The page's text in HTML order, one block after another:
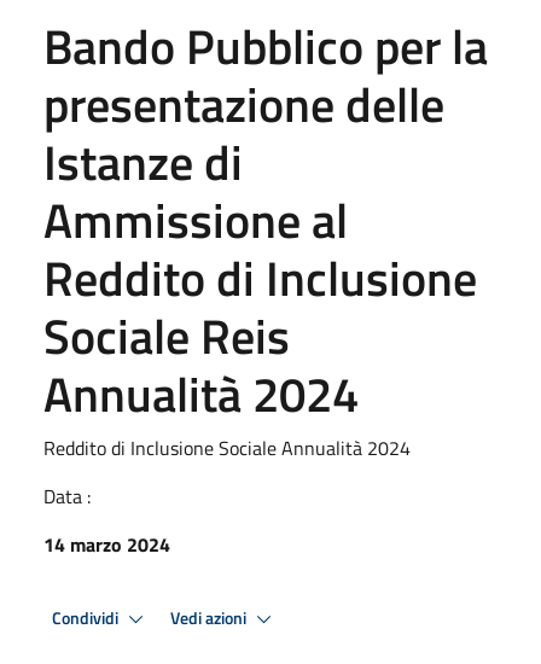
Bando Pubblico per la
presentazione delle
Istanze di
Ammissione al
Reddito di Inclusione
Sociale Reis
Annualità 2024
Reddito di Inclusione Sociale Annualità 2024
Data :
14 marzo 2024
Condividi Vedi azioni